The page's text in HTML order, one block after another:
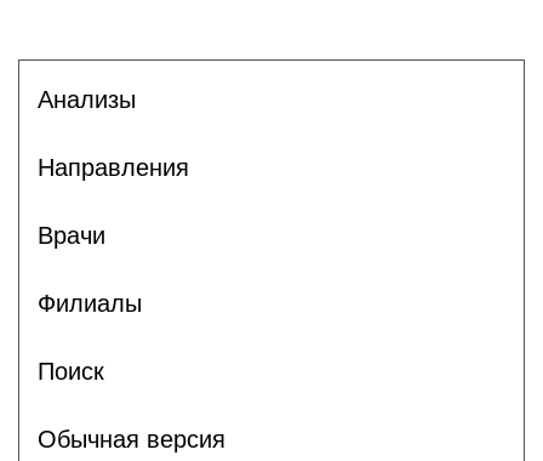
Анализы
Направления
Врачи
Филиалы
Поиск
Обычная версия